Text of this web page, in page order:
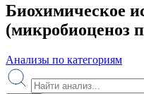
Биохимическое
(микробиоценоз
Анализы по категориям